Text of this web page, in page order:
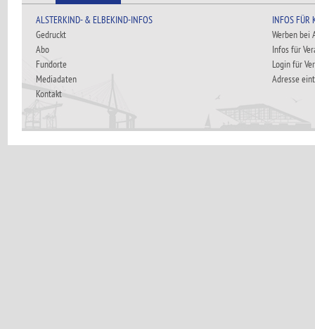
ALSTERKIND- & ELBEKIND-INFOS
Gedruckt
Abo
Fundorte
Mediadaten
Kontakt
INFOS FÜR
Werben bei
Infos für
Login für
Adresse